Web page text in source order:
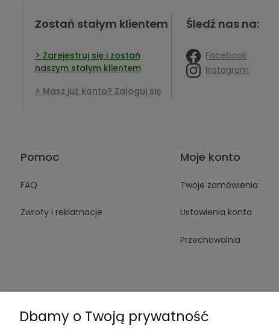
Zostań stałym klientem
Zarejestruj się i zostań
naszym stałym klientem
Masz już konto? Zaloguj się
Śledź nas na:
Facebook
Instagram
Pomoc
FAQ
Zwroty i reklamacje
Moje konto
Twoje zamówienia
Ustawienia konta
Przechowalnia
Dbamy o Twoją prywatność